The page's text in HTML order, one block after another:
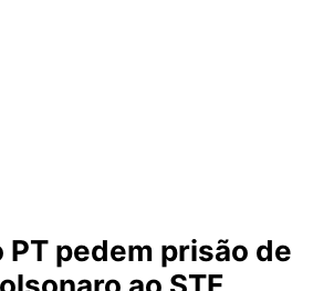
PT pedem prisão de